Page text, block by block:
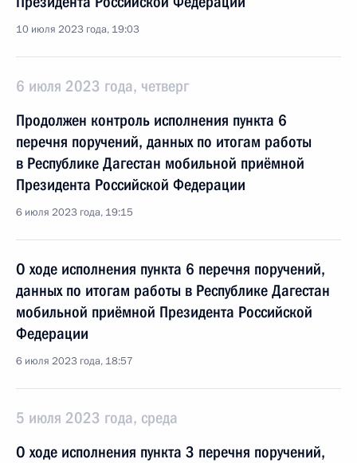
10 июля 2023 года, 19:03
6 июля 2023 года, четверг
Продолжен контроль исполнения пункта 6
перечня поручений, данных по итогам работы
в Республике Дагестан мобильной приёмной
Президента Российской Федерации
6 июля 2023 года, 19:15
О ходе исполнения пункта 6 перечня поручений,
данных по итогам работы в Республике Дагестан
мобильной приёмной Президента Российской
Федерации
6 июля 2023 года, 18:57
5 июля 2023 года, среда
О ходе исполнения пункта 3 перечня поручений,